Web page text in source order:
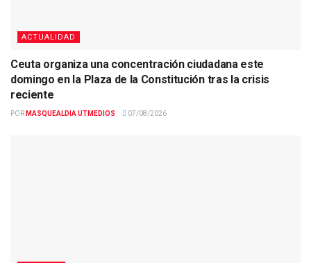
ACTUALIDAD
Ceuta organiza una concentración ciudadana este
domingo en la Plaza de la Constitución tras la crisis
reciente
POR MASQUEALDIA UTMEDIOS 07/08/2026